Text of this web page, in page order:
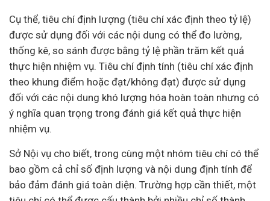
Cụ thể, tiêu chí định lượng (tiêu chí xác định theo tỷ lệ)
được sử dụng đối với các nội dung có thể đo lường,
thống kê, so sánh được bằng tỷ lệ phần trăm kết quả
thực hiện nhiệm vụ. Tiêu chí định tính (tiêu chí xác định
theo khung điểm hoặc đạt/không đạt) được sử dụng
đối với các nội dung khó lượng hóa hoàn toàn nhưng có
ý nghĩa quan trọng trong đánh giá kết quả thực hiện
nhiệm vụ.
Sở Nội vụ cho biết, trong cùng một nhóm tiêu chí có thể
bao gồm cả chỉ số định lượng và nội dung định tính để
bảo đảm đánh giá toàn diện. Trường hợp cần thiết, một